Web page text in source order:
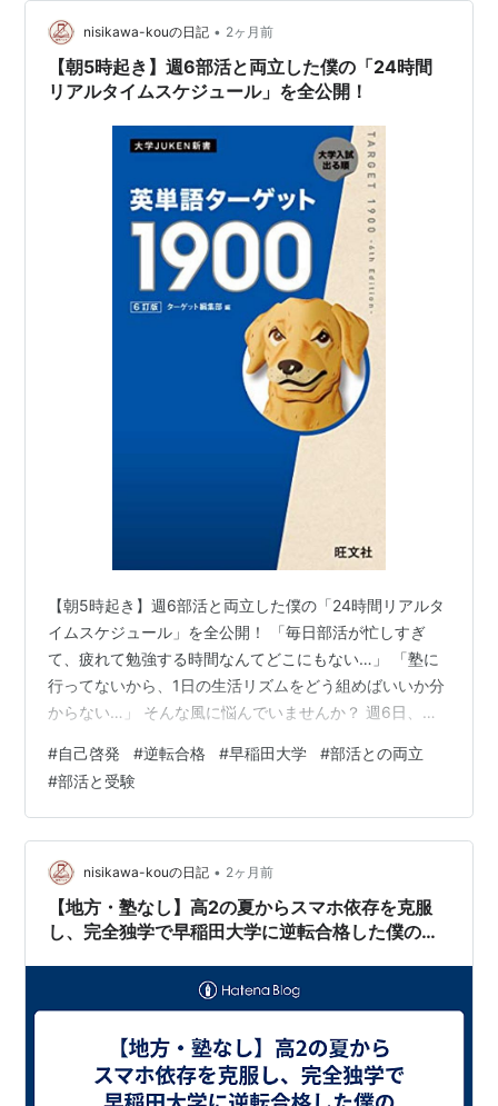
nisikawa-kouの日記 • 2ヶ月前
【朝5時起き】週6部活と両立した僕の「24時間
リアルタイムスケジュール」を全公開！
【朝5時起き】週6部活と両立した僕の「24時間リアルタ
イムスケジュール」を全公開！ 「毎日部活が忙しすぎ
て、疲れて勉強する時間なんてどこにもない…」 「塾に
行ってないから、1日の生活リズムをどう組めばいいか分
からない…」 そんな風に悩んでいませんか？ 週6日、朝
壁にぶつかっていました。家に帰る頃にはHP（体力）は
完全にゼロ。「今から3時間勉強するぞ！」なんて気合を
入れても、机で寝落ちするか、スマホのショート動画を
見て終わるのがオチでした。 そんな僕が行き着いたの
が、夜の勉強を捨てて朝と学校の時間をハックする「朝
型シフト・スケジュール」です。 今…
#自己啓発 #逆転合格 #早稲田大学 #部活との両立
#部活と受験
nisikawa-kouの日記 • 2ヶ月前
【地方・塾なし】高2の夏からスマホ依存を克服
し、完全独学で早稲田大学に逆転合格した僕のマ